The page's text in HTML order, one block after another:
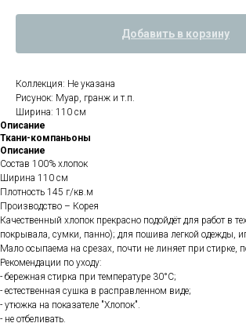
Добавить в корзину
Коллекция: Не указана
Рисунок: Муар, гранж и т.п.
Ширина: 110 см
Описание
Ткани-компаньоны
Описание
Состав 100% хлопок
Ширина 110 см
Плотность 145 г/кв.м
Производство – Корея
Качественный хлопок прекрасно подойдёт для работ в
покрывала, сумки, панно); для пошива легкой одежды,
Мало осыпаема на срезах, почти не линяет при стирке,
Рекомендации по уходу:
- бережная стирка при температуре 30°С;
- естественная сушка в расправленном виде;
- утюжка на показателе "Хлопок".
- не отбеливать.